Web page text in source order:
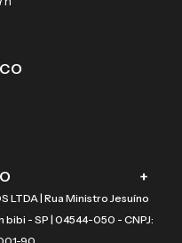
+
LTDA | Rua Ministro Jesuíno
bibi - SP | 04544-050 - CNPJ: